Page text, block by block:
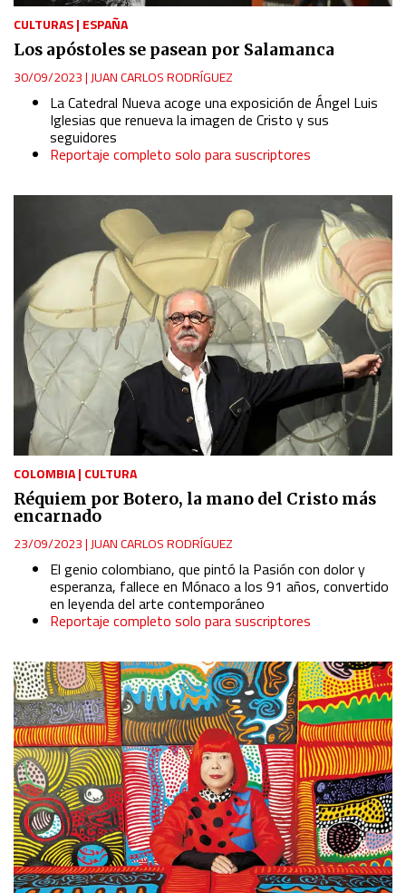
CULTURAS| ESPAÑA
Los apóstoles se pasean por Salamanca
30/09/2023| JUAN CARLOS RODRÍGUEZ
La Catedral Nueva acoge una exposición de Ángel Luis
Iglesias que renueva la imagen de Cristo y sus
seguidores
Reportaje completo solo para suscriptores
COLOMBIA| CULTURA
Réquiem por Botero, la mano del Cristo más
encarnado
23/09/2023| JUAN CARLOS RODRÍGUEZ
El genio colombiano, que pintó la Pasión con dolor y
esperanza, fallece en Mónaco a los 91 años, convertido
en leyenda del arte contemporáneo
Reportaje completo solo para suscriptores